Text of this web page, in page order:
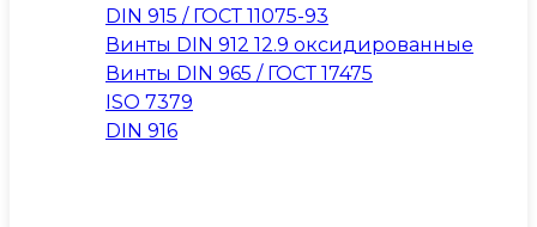
DIN 915 / ГОСТ 11075-93
Винты DIN 912 12.9 оксидированные
Винты DIN 965 / ГОСТ 17475
ISO 7379
DIN 916